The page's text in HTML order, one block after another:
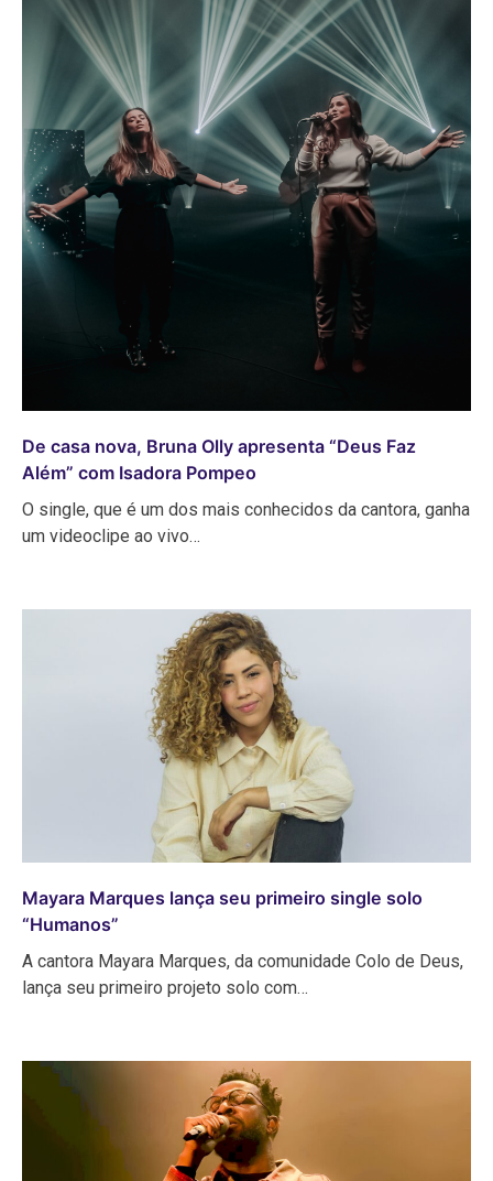
De casa nova, Bruna Olly apresenta “Deus Faz
Além” com Isadora Pompeo
O single, que é um dos mais conhecidos da cantora, ganha
um videoclipe ao vivo…
Mayara Marques lança seu primeiro single solo
“Humanos”
A cantora Mayara Marques, da comunidade Colo de Deus,
lança seu primeiro projeto solo com…